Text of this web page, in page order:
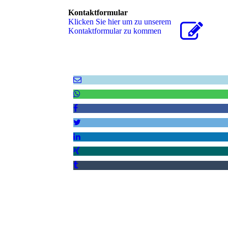
Kontaktformular
Klicken Sie hier um zu unserem
Kon­takt­for­mu­lar zu kommen